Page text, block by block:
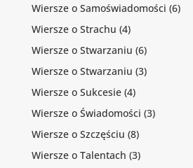
Wiersze o Samoświadomości (6)
Wiersze o Strachu (4)
Wiersze o Stwarzaniu (6)
Wiersze o Stwarzaniu (3)
Wiersze o Sukcesie(4)
Wiersze o Świadomości (3)
Wiersze o Szczęściu (8)
Wiersze o Talentach (3)